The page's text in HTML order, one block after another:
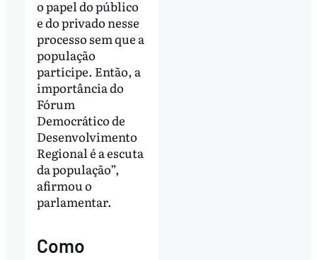
o papel do público
e do privado nesse
processo sem que a
população
participe. Então, a
importância do
Fórum
Democrático de
Desenvolvimento
Regional é a escuta
da população”,
afirmou o
parlamentar.
Como